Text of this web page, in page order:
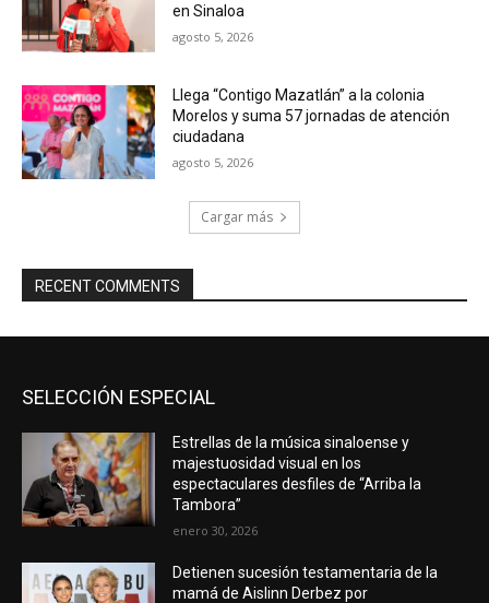
en Sinaloa
agosto 5, 2026
Llega “Contigo Mazatlán” a la colonia
Morelos y suma 57 jornadas de atención
ciudadana
agosto 5, 2026
Cargar más
RECENT COMMENTS
SELECCIÓN ESPECIAL
Estrellas de la música sinaloense y
majestuosidad visual en los
espectaculares desfiles de “Arriba la
Tambora”
enero 30, 2026
Detienen sucesión testamentaria de la
mamá de Aislinn Derbez por